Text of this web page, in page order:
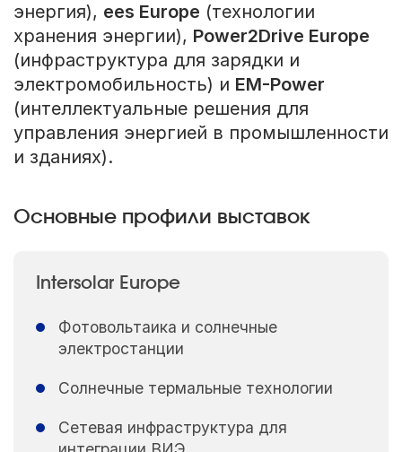
энергия), ees Europe (технологии
хранения энергии), Power2Drive Europe
(инфраструктура для зарядки и
электромобильность) и EM-Power
(интеллектуальные решения для
управления энергией в промышленности
и зданиях).
Основные профили выставок
Intersolar Europe
Фотовольтаика и солнечные
электростанции
Солнечные термальные технологии
Сетевая инфраструктура для